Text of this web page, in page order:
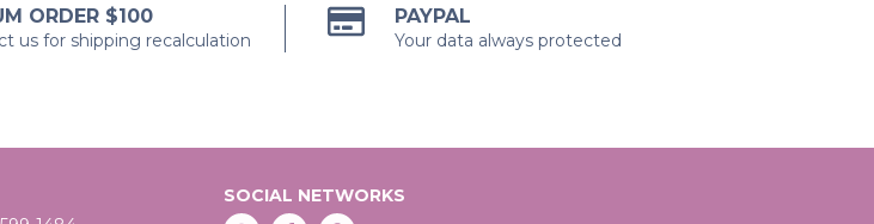
ORDER $100
us for shipping recalculation
PAYPAL
Your data always protected
SOCIAL NETWORKS